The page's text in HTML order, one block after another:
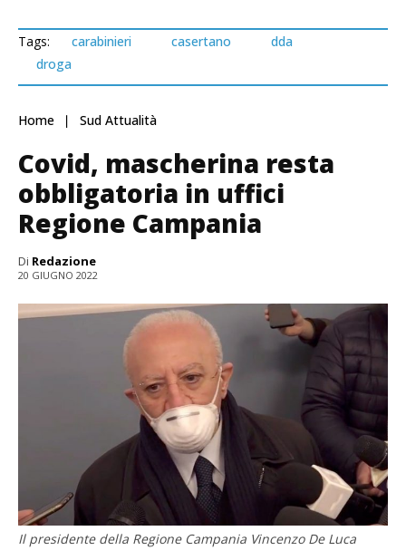
Tags: carabinieri casertano
dda
droga
Home Sud Attualità
Covid, mascherina resta
obbligatoria in uffici
Regione Campania
Di Redazione
20 GIUGNO 2022
Il presidente della Regione Campania Vincenzo De Luca